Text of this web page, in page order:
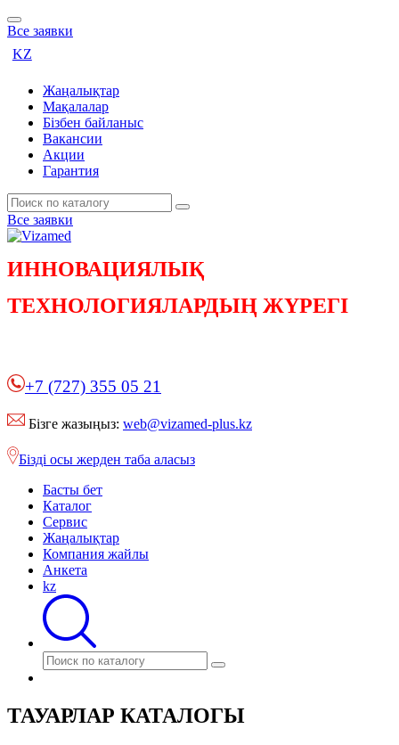
Все заявки
KZ
Жаңалықтар
Мақалалар
Бізбен байланыс
Вакансии
Акции
Гарантия
Все заявки
ИННОВАЦИЯЛЫҚ
ТЕХНОЛОГИЯЛАРДЫҢ ЖҮРЕГІ
+7 (727) 355 05 21
Бізге жазыңыз: web@vizamed-plus.kz
Бізді осы жерден таба аласыз
Басты бет
Каталог
Сервис
Жаңалықтар
Компания жайлы
Анкета
kz
ТАУАРЛАР КАТАЛОГЫ